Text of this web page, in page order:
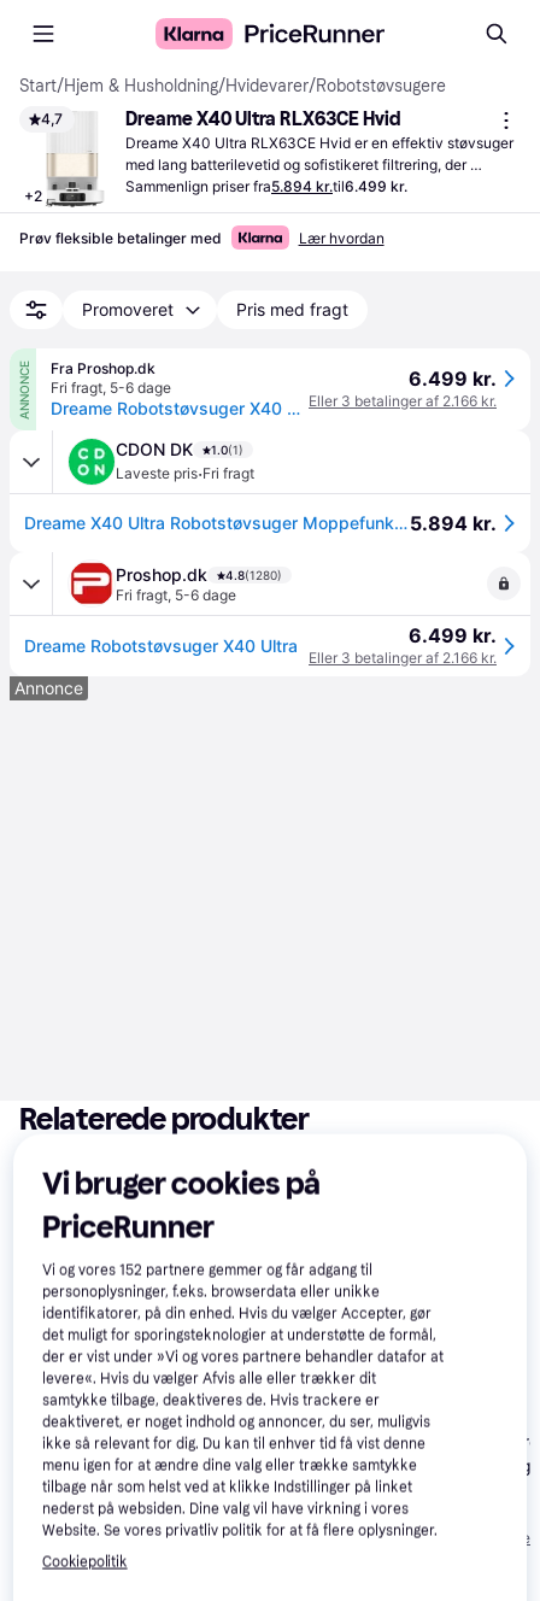
Start/Hjem & Husholdning/Hvidevarer/Robotstøvsugere
4,7
+2
Dreame X40 Ultra RLX63CE Hvid
Dreame X40 Ultra RLX63CE Hvid er en effektiv støvsuger
med lang batterilevetid og sofistikeret filtrering, der
muliggør grundig rengøring af dit hjem.
Sammenlign priser fra5.894 kr.til6.499 kr.
Prøv fleksible betalinger med Lær hvordan
Promoveret Pris med fragt
ANNONCE
Fra Proshop.dk
Fri fragt, 5-6 dage
Dreame Robotstøvsuger X40 Ultra
6.499 kr.
Eller 3 betalinger af 2.166 kr.
CDON DK 1.0(1)
Laveste pris·Fri fragt
Dreame X40 Ultra Robotstøvsuger Moppefunktion Rengøringsstation Rumkortlægning 68dB5.894 kr.
Proshop.dk 4.8(1280)
Fri fragt, 5-6 dage
Dreame Robotstøvsuger X40 Ultra 6.499 kr.
Eller 3 betalinger af 2.166 kr.
Annonce
Relaterede produkter
interesser. Vis alle
MOVA E30 Ultra
RLE51SE Hvid
1.968 kr.
Roborock QR 798
Robotstøvsuger Hvid
2.699 kr.
Eller 3 betalinger af
Roborock
Eller 3 betalinger
Vi bruger cookies på
PriceRunner
Vi og vores152 partnere gemmer og får adgang til
personoplysninger, f.eks. browserdata eller unikke
identifikatorer, på din enhed. Hvis du vælger Accepter, gør
det muligt for sporingsteknologier at understøtte de formål,
der er vist under »Vi og vores partnere behandler datafor at
levere«. Hvis du vælger Afvis alle eller trækker dit
samtykke tilbage, deaktiveres de. Hvis trackere er
deaktiveret, er noget indhold og annoncer, du ser, muligvis
ikke så relevant for dig. Du kan til enhver tid få vist denne
menu igen for at ændre dine valg eller trække samtykke
tilbage når som helst ved at klikke Indstillinger på linket
nederst på websiden. Dine valg vil have virkning i vores
Website. Se vores privatliv politik for at få flere oplysninger.
Cookiepolitik